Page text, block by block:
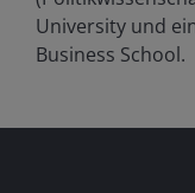
University und
Business School.